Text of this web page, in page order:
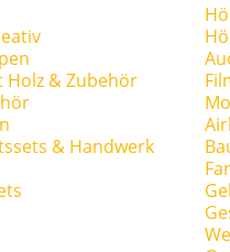
Holz & Zubehör
& Handwerk